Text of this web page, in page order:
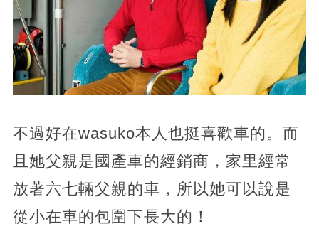
不過好在wasuko本人也挺喜歡車的。而
且她父親是國產車的經銷商，家里經常
放著六七輛父親的車，所以她可以說是
從小在車的包圍下長大的！